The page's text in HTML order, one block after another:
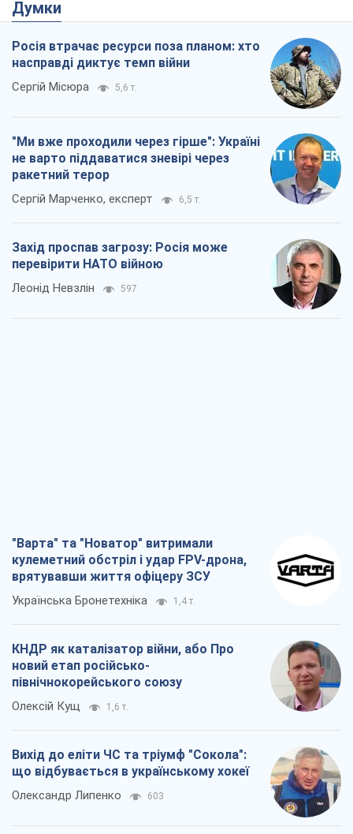
Думки
Росія втрачає ресурси поза планом: хто
насправді диктує темп війни
Сергій Місюра 5,6 т.
"Ми вже проходили через гірше": Україні
не варто піддаватися зневірі через
ракетний терор
Сергій Марченко, експерт 6,5 т.
Захід проспав загрозу: Росія може
перевірити НАТО війною
Леонід Невзлін 597
"Варта" та "Новатор" витримали
кулеметний обстріл і удар FPV-дрона,
врятувавши життя офіцеру ЗСУ
Українська Бронетехніка 1,4 т.
КНДР як каталізатор війни, або Про
новий етап російсько-
північнокорейського союзу
Олексій Кущ 1,6 т.
Вихід до еліти ЧС та тріумф "Сокола":
що відбувається в українському хокеї
Олександр Липенко 603